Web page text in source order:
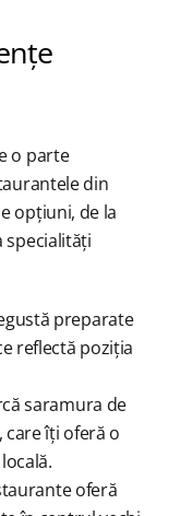
o parte
din
opțiuni, de la
preparate
reflectă poziția
saramura de
care îți oferă o
oferă